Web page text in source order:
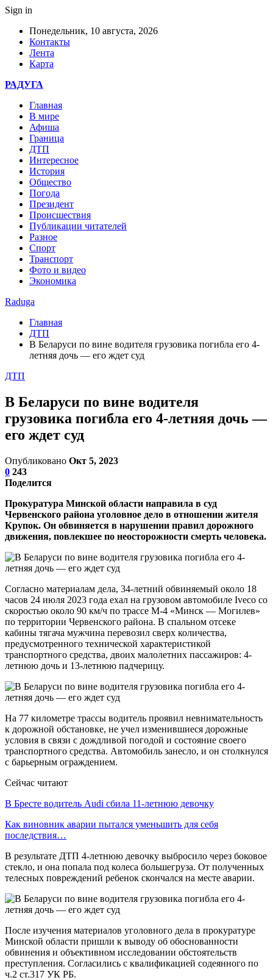
Sign in
Понедельник, 10 августа, 2026
Контакты
Лента
Карта
РАДУГА
Главная
В мире
Афиша
Граница
ДТП
Интересное
История
Общество
Погода
Президент
Происшествия
Публикации читателей
Разное
Спорт
Транспорт
Фото и видео
Экономика
Raduga
Главная
ДТП
В Беларуси по вине водителя грузовика погибла его 4-
летняя дочь — его ждет суд
ДТП
В Беларуси по вине водителя
грузовика погибла его 4-летняя дочь —
его ждет суд
Опубликовано Окт 5, 2023
0 243
Поделится
Прокуратура Минской области направила в суд
Червенского района уголовное дело в отношении жителя
Крупок. Он обвиняется в нарушении правил дорожного
движения, повлекшее по неосторожности смерть человека.
Согласно материалам дела, 34-летний обвиняемый около 18
часов 24 июля 2023 года ехал на грузовом автомобиле Iveco со
скоростью около 90 км/ч по трассе М-4 «Минск — Могилев»
по территории Червенского района. В спальном отсеке
кабины тягача мужчина перевозил сверх количества,
предусмотренного технической характеристикой
транспортного средства, двоих малолетних пассажиров: 4-
летнюю дочь и 13-летнюю падчерицу.
На 77 километре трассы водитель проявил невнимательность
к дорожной обстановке, не учел изменившиеся дорожные
условия в связи с дождливой погодой и состояние своего
транспортного средства. Автомобиль занесло, и он столкнулся
с барьерным ограждением.
Сейчас читают
В Бресте водитель Audi сбила 11-летнюю девочку
Как виновник аварии пытался уменьшить для себя
последствия…
В результате ДТП 4-летнюю девочку выбросило через боковое
стекло, и она попала под колеса большегруза. От полученных
телесных повреждений ребенок скончался на месте аварии.
После изучения материалов уголовного дела в прокуратуре
Минской области пришли к выводу об обоснованности
обвинения и объективном исследовании обстоятельств
преступления. Согласились с квалификацией содеянного по
ч.2 ст.317 УК РБ.